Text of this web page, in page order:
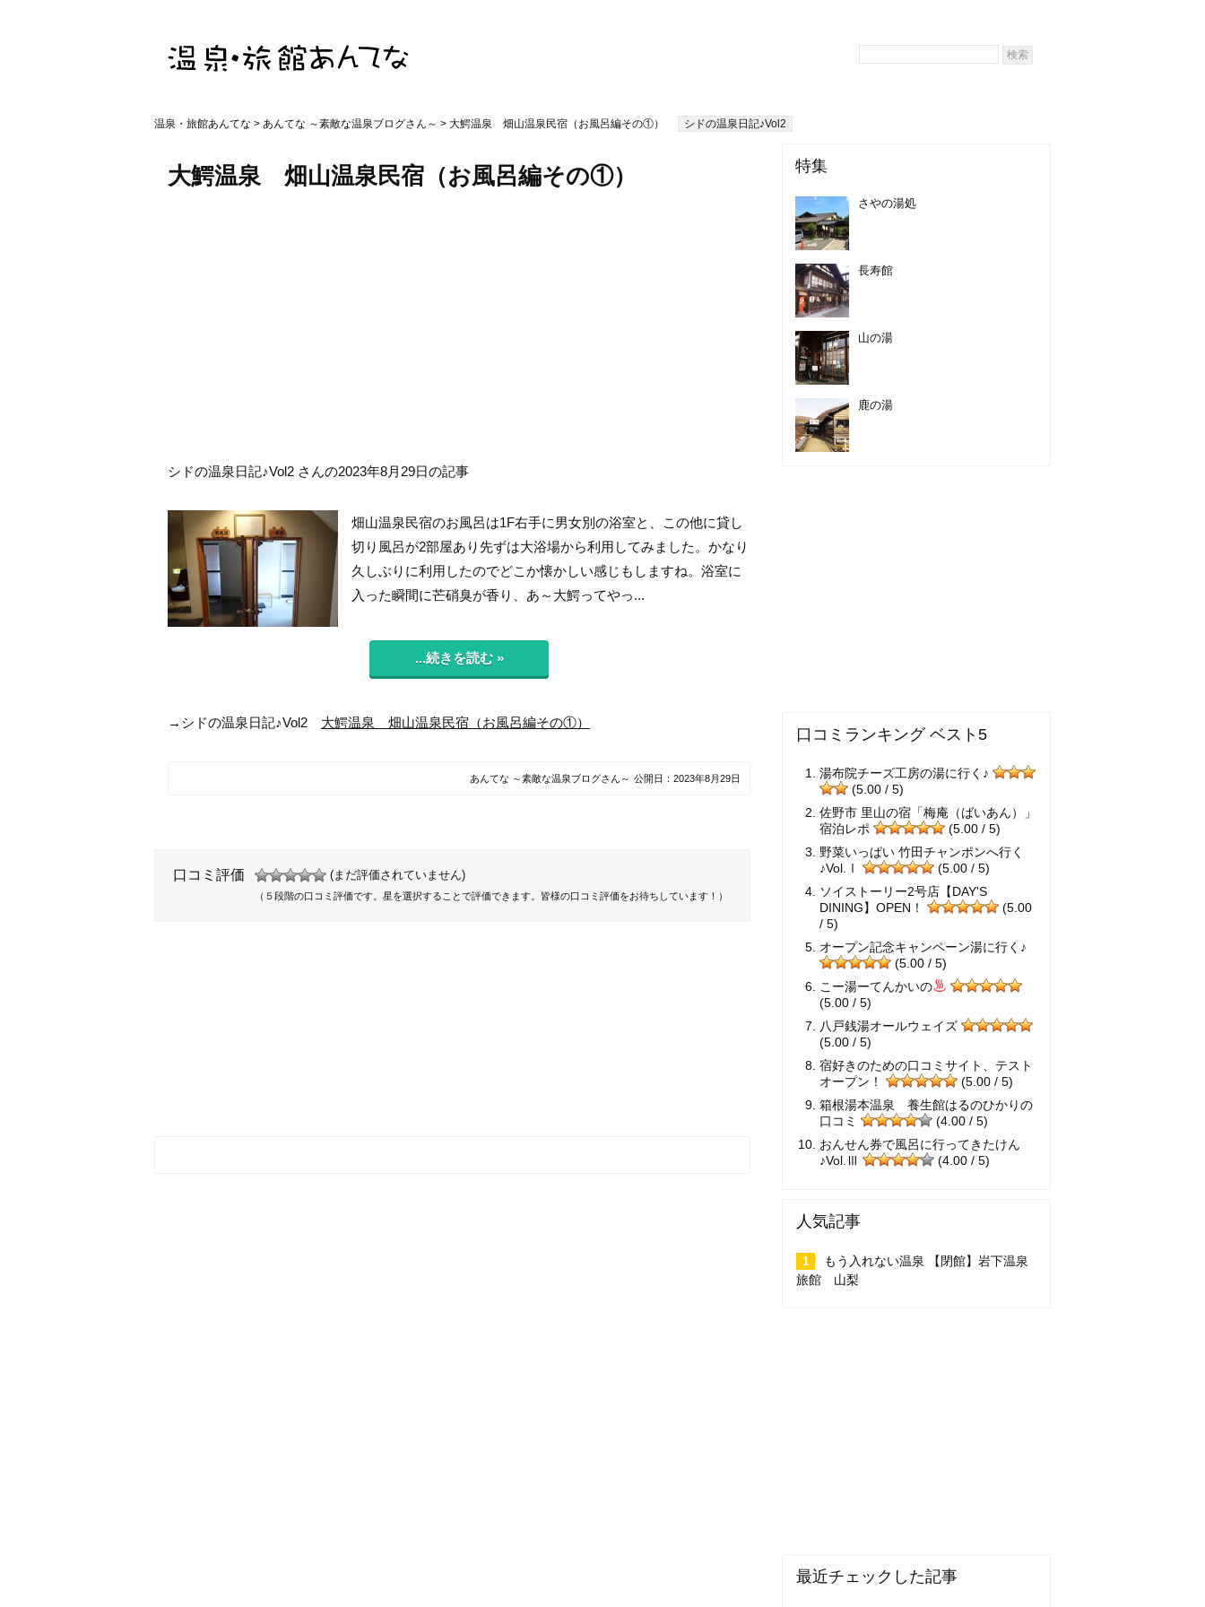
温泉・旅館あんてな > あんてな ～素敵な温泉ブログさん～ > 大鰐温泉 畑山温泉民宿（お風呂編その①） シドの温泉日記♪Vol2
大鰐温泉 畑山温泉民宿（お風呂編その①）
シドの温泉日記♪Vol2 さんの2023年8月29日の記事
畑山温泉民宿のお風呂は1F右手に男女別の浴室と、この他に貸し
切り風呂が2部屋あり先ずは大浴場から利用してみました。かなり
久しぶりに利用したのでどこか懐かしい感じもしますね。浴室に
入った瞬間に芒硝臭が香り、あ～大鰐ってやっ...
...続きを読む »
→シドの温泉日記♪Vol2 大鰐温泉 畑山温泉民宿（お風呂編その①）
あんてな ～素敵な温泉ブログさん～ 公開日： 2023年8月29日
口コミ評価 (まだ評価されていません)
（５段階の口コミ評価です。星を選択することで評価できます。皆様の口コミ評価をお待ちしています！）
特集
さやの湯処
長寿館
山の湯
鹿の湯
口コミランキング ベスト5
湯布院チーズ工房の湯に行く♪
(5.00 / 5)
佐野市 里山の宿「梅庵（ばいあん）」
宿泊レポ
(5.00 / 5)
野菜いっぱい 竹田チャンポンへ行く
♪Vol.Ⅰ
(5.00 / 5)
ソイストーリー2号店【DAY'S
DINING】OPEN！
(5.00
/ 5)
オープン記念キャンペーン湯に行く♪
(5.00 / 5)
こー湯ーてんかいの
(5.00 / 5)
八戸銭湯オールウェイズ
(5.00 / 5)
宿好きのための口コミサイト、テスト
オープン！
(5.00 / 5)
箱根湯本温泉 養生館はるのひかりの
口コミ
(4.00 / 5)
おんせん券で風呂に行ってきたけん
♪Vol.Ⅲ
(4.00 / 5)
人気記事
もう入れない温泉 【閉館】岩下温泉
旅館 山梨
最近チェックした記事